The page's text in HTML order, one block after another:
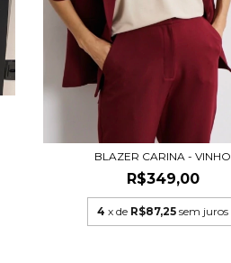
BLAZER CARINA - VINHO
R$349,00
4 x de R$87,25 sem juros